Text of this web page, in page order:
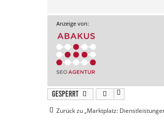
Anzeige von:
Gesperrt
Zurück zu „Marktplatz: